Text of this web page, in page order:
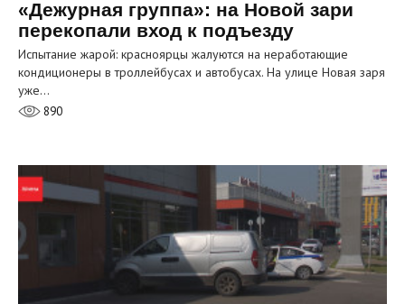
«Дежурная группа»: на Новой зари
перекопали вход к подъезду
Испытание жарой: красноярцы жалуются на неработающие
кондиционеры в троллейбусах и автобусах. На улице Новая заря
уже…
890